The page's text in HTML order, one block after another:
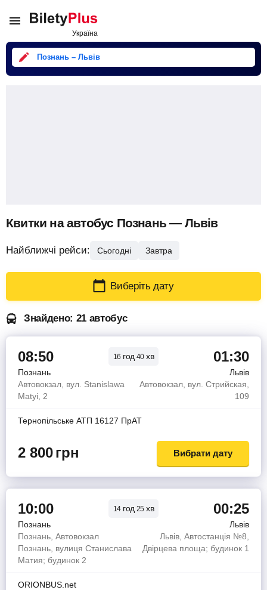
Познань – Львів
Квитки на автобус Познань — Львів
Найближчі рейси: Сьогодні Завтра
Виберіть дату
Знайдено: 21 автобус
08:50 16 год 40 хв 01:30
Познань
Львів
Автовокзал, вул. Stanislawa
Matyi, 2
Автовокзал, вул. Стрийская,
109
Тернопiльське АТП 16127 ПрАТ
2 800грн Вибрати дату
10:00 14 год 25 хв 00:25
Познань
Львів
Познань, Автовокзал
Познань, вулиця Станислава
Матия; будинок 2
Львів, Автостанція №8,
Двірцева площа; будинок 1
ORIONBUS.net